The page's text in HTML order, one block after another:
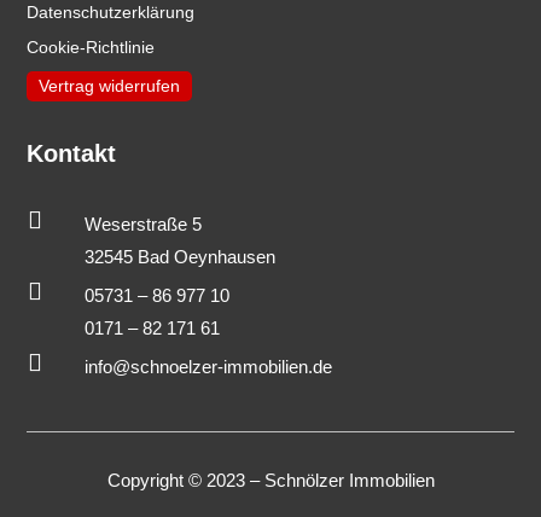
Datenschutzerklärung
Cookie-Richtlinie
Vertrag widerrufen
Kontakt

Weserstraße 5
32545 Bad Oeynhausen

05731 – 86 977 10
0171 – 82 171 61
 info@schnoelzer-immobilien.de
Copyright © 2023 – Schnölzer Immobilien